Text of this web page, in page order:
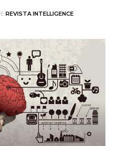
REVISTA INTELLIGENCE